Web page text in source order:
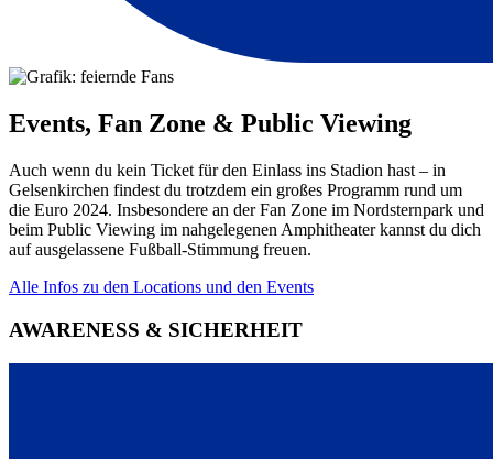
Events, Fan Zone & Public Viewing
Auch wenn du kein Ticket für den Einlass ins Stadion hast – in
Gelsenkirchen findest du trotzdem ein großes Programm rund um
die Euro 2024. Insbesondere an der Fan Zone im Nordsternpark und
beim Public Viewing im nahgelegenen Amphitheater kannst du dich
auf ausgelassene Fußball-Stimmung freuen.
Alle Infos zu den Locations und den Events
AWARENESS & SICHERHEIT